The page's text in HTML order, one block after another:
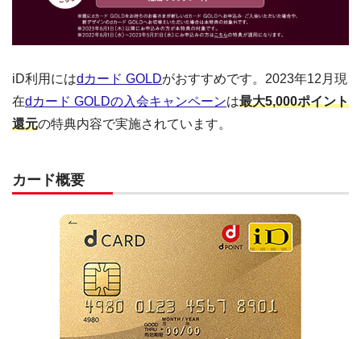
iD利用にはdカード GOLDがおすすめです。2023年12月現
在dカード GOLDの入会キャンペーンは最大5,000ポイント
還元の特典内容で実施されています。
カード概要